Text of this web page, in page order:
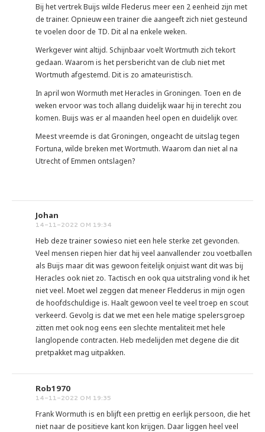
Bij het vertrek Buijs wilde Flederus meer een 2 eenheid zijn met
de trainer. Opnieuw een trainer die aangeeft zich niet gesteund
te voelen door de TD. Dit al na enkele weken.
Werkgever wint altijd. Schijnbaar voelt Wortmuth zich tekort
gedaan. Waarom is het persbericht van de club niet met
Wortmuth afgestemd. Dit is zo amateuristisch.
In april won Wormuth met Heracles in Groningen. Toen en de
weken ervoor was toch allang duidelijk waar hij in terecht zou
komen. Buijs was er al maanden heel open en duidelijk over.
Meest vreemde is dat Groningen, ongeacht de uitslag tegen
Fortuna, wilde breken met Wortmuth. Waarom dan niet al na
Utrecht of Emmen ontslagen?
Johan
14-11-2022 OM 19:34
Heb deze trainer sowieso niet een hele sterke zet gevonden.
Veel mensen riepen hier dat hij veel aanvallender zou voetballen
als Buijs maar dit was gewoon feitelijk onjuist want dit was bij
Heracles ook niet zo. Tactisch en ook qua uitstraling vond ik het
niet veel. Moet wel zeggen dat meneer Fledderus in mijn ogen
de hoofdschuldige is. Haalt gewoon veel te veel troep en scout
verkeerd. Gevolg is dat we met een hele matige spelersgroep
zitten met ook nog eens een slechte mentaliteit met hele
langlopende contracten. Heb medelijden met degene die dit
pretpakket mag uitpakken.
Rob1970
14-11-2022 OM 19:35
Frank Wormuth is en blijft een prettig en eerlijk persoon, die het
niet naar de positieve kant kon krijgen. Daar liggen heel veel